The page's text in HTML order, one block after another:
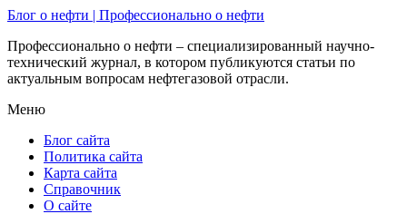
Блог о нефти | Профессионально о нефти
Профессионально о нефти – специализированный научно-
технический журнал, в котором публикуются статьи по
актуальным вопросам нефтегазовой отрасли.
Меню
Блог сайта
Политика сайта
Карта сайта
Справочник
О сайте